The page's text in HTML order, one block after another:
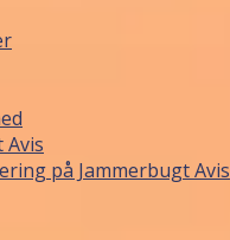
Avis
på Jammerbugt Avis